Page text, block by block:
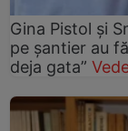
Gina Pistol și
pe șantier au
deja gata”